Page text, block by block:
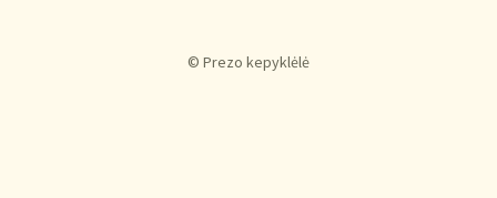
© Prezo kepyklėlė